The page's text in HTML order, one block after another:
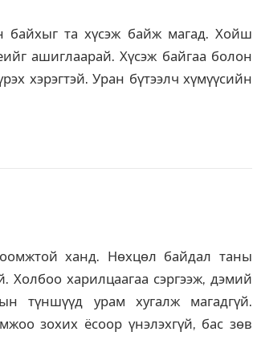
байхыг та хүсэж байж магад. Хойш
ашиглаарай. Хүсэж байгаа болон
хэрэгтэй. Уран бүтээлч хүмүүсийн
ханд. Нөхцөл байдал таны
Холбоо харилцаагаа сэргээж, дэмий
түншүүд урам хугалж магадгүй.
зохих ёсоор үнэлэхгүй, бас зөв